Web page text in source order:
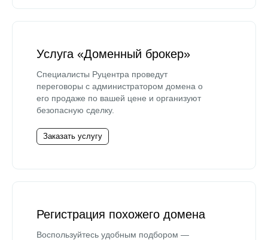
Услуга «Доменный брокер»
Специалисты Руцентра проведут
переговоры с администратором домена о
его продаже по вашей цене и организуют
безопасную сделку.
Заказать услугу
Регистрация похожего домена
Воспользуйтесь удобным подбором —